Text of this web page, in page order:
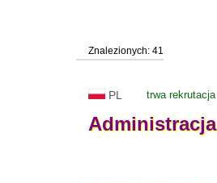
Znalezionych: 41
PL trwa rekrutacja
Administracja